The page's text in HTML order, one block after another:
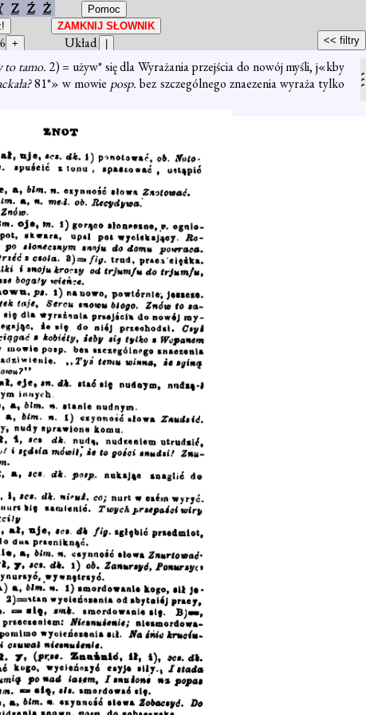
Z Ź Ż
Układ
to tamo. 2) = używ* się dla Wyrażania przejścia do nowój myśli, j«kby
81*» w mowie posp.bez szczególnego znaezenia wyraża tylko